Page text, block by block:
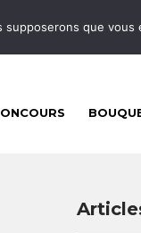
que vous